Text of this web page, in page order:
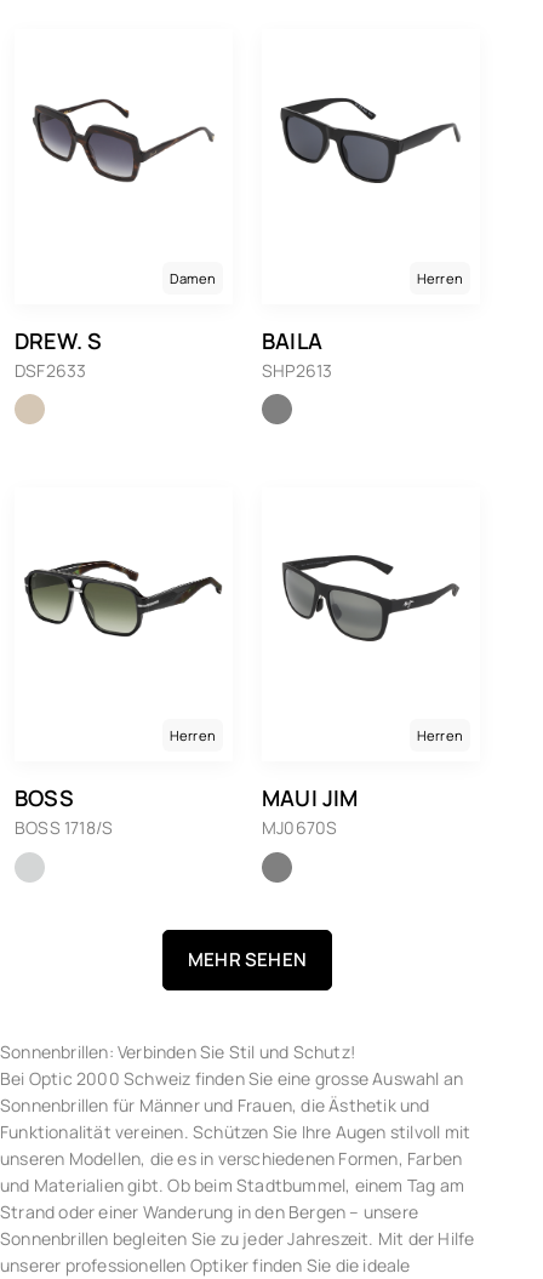
Damen
DREW. S
DSF2633
Herren
BAILA
SHP2613
Herren
BOSS
BOSS 1718/S
Herren
MAUI JIM
MJ0670S
MEHR SEHEN
Sonnenbrillen: Verbinden Sie Stil und Schutz!
Bei Optic 2000 Schweiz finden Sie eine grosse Auswahl an
Sonnenbrillen für Männer und Frauen, die Ästhetik und
Funktionalität vereinen. Schützen Sie Ihre Augen stilvoll mit
unseren Modellen, die es in verschiedenen Formen, Farben
und Materialien gibt. Ob beim Stadtbummel, einem Tag am
Strand oder einer Wanderung in den Bergen – unsere
Sonnenbrillen begleiten Sie zu jeder Jahreszeit. Mit der Hilfe
unserer professionellen Optiker finden Sie die ideale